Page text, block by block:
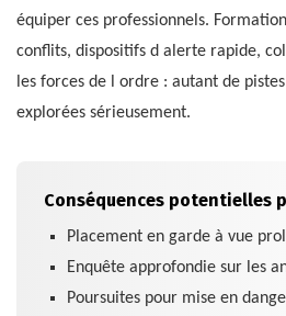
équiper ces professionnels.
conflits, dispositifs d alerte rapide,
les forces de l ordre : autant de
explorées sérieusement.
Conséquences potentielles
Placement en garde à vue
Enquête approfondie sur les
Poursuites pour mise en